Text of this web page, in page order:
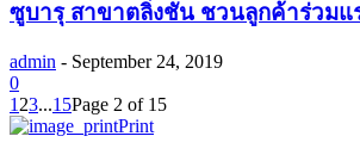
ซูบารุ สาขาตลิ่งชัน ชวนลูกค้าร่วมแ
admin - September 24, 2019
0
1 23...15Page 2 of 15
Print